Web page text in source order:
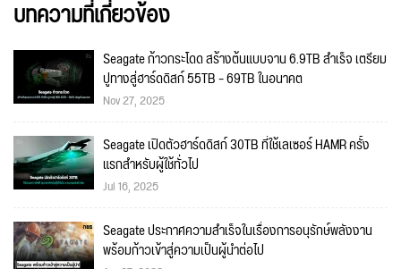
บทความที่เกี่ยวข้อง
Seagate ก้าวกระโดด สร้างต้นแบบจาน 6.9TB สำเร็จ เตรียม
ปูทางสู่ฮาร์ดดิสก์ 55TB – 69TB ในอนาคต
Nov 27, 2025
Seagate เปิดตัวฮาร์ดดิสก์ 30TB ที่ใช้เลเซอร์ HAMR ครั้ง
แรกสำหรับผู้ใช้ทั่วไป
Jul 16, 2025
Seagate ประกาศความสำเร็จในเรื่องการอนุรักษ์พลังงาน
พร้อมก้าวเข้าสู่ความเป็นผู้นำต่อไป